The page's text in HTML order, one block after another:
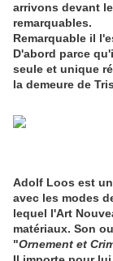
arrivons devant
remarquables.
Remarquable il
D'abord parce
seule et unique
la demeure de
Adolf Loos est
avec les modes
lequel l'Art
matériaux. Son
"Ornement et